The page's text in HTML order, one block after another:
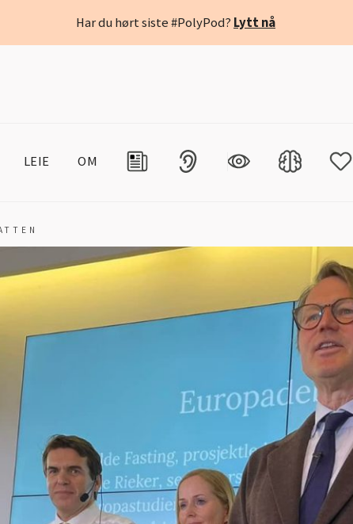
Har du hørt siste #PolyPod? Lytt nå
LEIE OM